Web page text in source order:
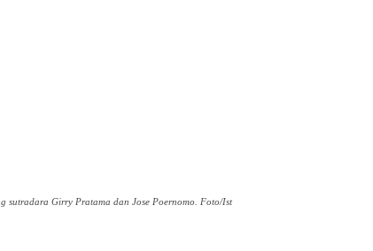
sutradara Girry Pratama dan Jose Poernomo. Foto/Ist